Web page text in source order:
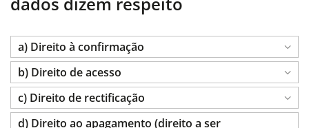
a) Direito à confirmação
b) Direito de acesso
c) Direito de rectificação
d) Direito ao apagamento (direito a ser